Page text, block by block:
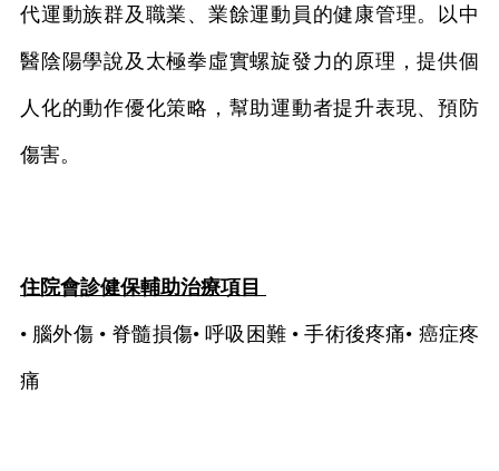
代運動族群及職業、業餘運動員的健康管理。以中
醫陰陽學說及太極拳虛實螺旋發力的原理，提供個
人化的動作優化策略，幫助運動者提升表現、預防
傷害。
住院會診健保輔助治療項目
• 腦外傷 • 脊髓損傷• 呼吸困難 • 手術後疼痛• 癌症疼
痛